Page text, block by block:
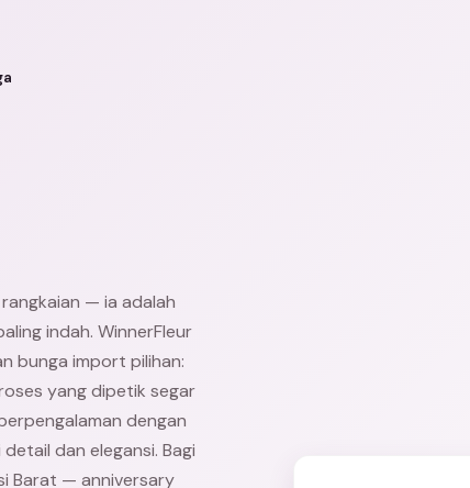
— ia adalah
indah. WinnerFleur
bunga import pilihan:
yang dipetik segar
dengan
dan elegansi. Bagi
Barat — anniversary